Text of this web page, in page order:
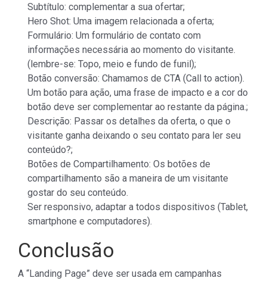
Subtítulo: complementar a sua ofertar;
Hero Shot: Uma imagem relacionada a oferta;
Formulário: Um formulário de contato com
informações necessária ao momento do visitante.
(lembre-se: Topo, meio e fundo de funil);
Botão conversão: Chamamos de CTA (Call to action).
Um botão para ação, uma frase de impacto e a cor do
botão deve ser complementar ao restante da página.;
Descrição: Passar os detalhes da oferta, o que o
visitante ganha deixando o seu contato para ler seu
conteúdo?;
Botões de Compartilhamento: Os botões de
compartilhamento são a maneira de um visitante
gostar do seu conteúdo.
Ser responsivo, adaptar a todos dispositivos (Tablet,
smartphone e computadores).
Conclusão
A “Landing Page” deve ser usada em campanhas